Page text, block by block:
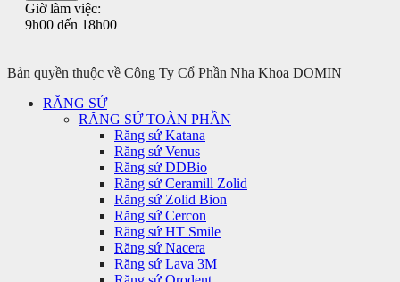
Giờ làm việc:
9h00 đến 18h00
Bản quyền thuộc về Công Ty Cổ Phần Nha Khoa DOMIN
RĂNG SỨ
RĂNG SỨ TOÀN PHẦN
Răng sứ Katana
Răng sứ Venus
Răng sứ DDBio
Răng sứ Ceramill Zolid
Răng sứ Zolid Bion
Răng sứ Cercon
Răng sứ HT Smile
Răng sứ Nacera
Răng sứ Lava 3M